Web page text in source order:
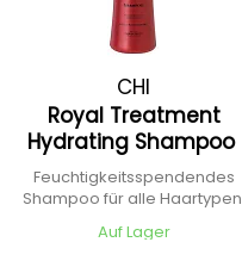
CHI
Royal Treatment
Hydrating Shampoo
Feuchtigkeitsspendendes
Shampoo für alle Haartypen
Auf Lager